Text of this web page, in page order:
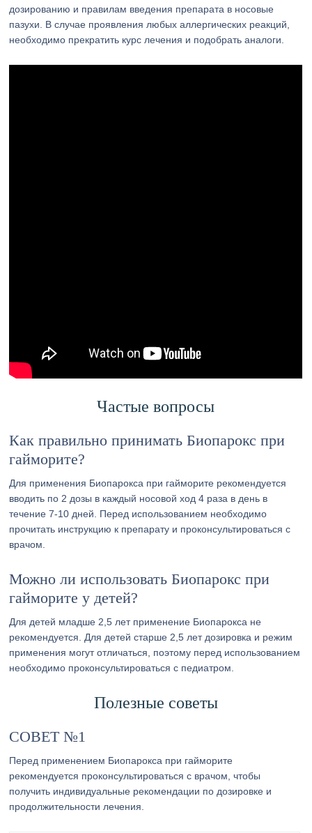
дозированию и правилам введения препарата в носовые
пазухи. В случае проявления любых аллергических реакций,
необходимо прекратить курс лечения и подобрать аналоги.
Частые вопросы
Как правильно принимать Биопарокс при
гайморите?
Для применения Биопарокса при гайморите рекомендуется
вводить по 2 дозы в каждый носовой ход 4 раза в день в
течение 7-10 дней. Перед использованием необходимо
прочитать инструкцию к препарату и проконсультироваться с
врачом.
Можно ли использовать Биопарокс при
гайморите у детей?
Для детей младше 2,5 лет применение Биопарокса не
рекомендуется. Для детей старше 2,5 лет дозировка и режим
применения могут отличаться, поэтому перед использованием
необходимо проконсультироваться с педиатром.
Полезные советы
СОВЕТ №1
Перед применением Биопарокса при гайморите
рекомендуется проконсультироваться с врачом, чтобы
получить индивидуальные рекомендации по дозировке и
продолжительности лечения.